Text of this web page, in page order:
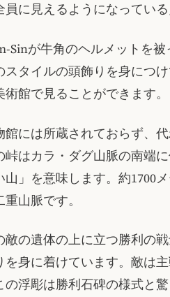
に見えるようになっている
Sinが牛角のヘルメットを
タイルの頭飾りを身につ
館で見ることができます。
館には所蔵されておらず、
峠はカラ・ダグ山脈の南端
」を意味します。約1700
山脈です。
敵の遺体の上に立つ勝利の
を身に着けています。敵は
浮彫は勝利石碑の様式と驚